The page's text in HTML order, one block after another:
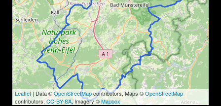
Leaflet | Data ©OpenStreetMapcontributors, Maps ©OpenStreetMap
contributors,CC-BY-SA, Imagery ©Mapbox